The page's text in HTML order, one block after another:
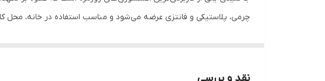
چرمی، پلاستیکی و فانتزی عرضه می‌شود و مناسب استفاده در خانه، محل
طراحی متنوع